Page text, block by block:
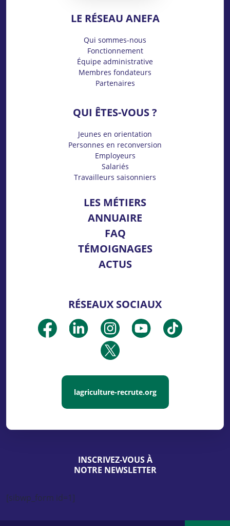
INSCRIVEZ-VOUS À
NOTRE NEWSLETTER
[sibwp_form id=1]
LE RÉSEAU ANEFA
Qui sommes-nous
Fonctionnement
Équipe administrative
Membres fondateurs
Partenaires
QUI ÊTES-VOUS ?
Jeunes en orientation
Personnes en reconversion
Employeurs
Salariés
Travailleurs saisonniers
LES MÉTIERS
ANNUAIRE
FAQ
TÉMOIGNAGES
ACTUS
RÉSEAUX SOCIAUX
lagriculture-recrute.org